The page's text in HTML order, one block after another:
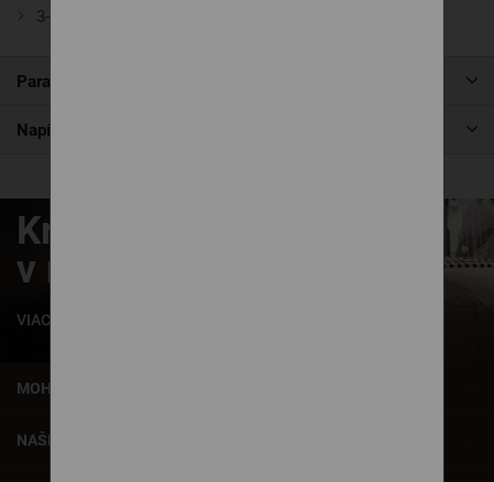
3-sed
Parametre produktu
Napíšte nám
Krásne zaspávanie
v našich posteliach
VIAC INFORMÁCIÍ
MOHLO BY VÁS ZAUJÍMAŤ
NAŠE SLUŽBY